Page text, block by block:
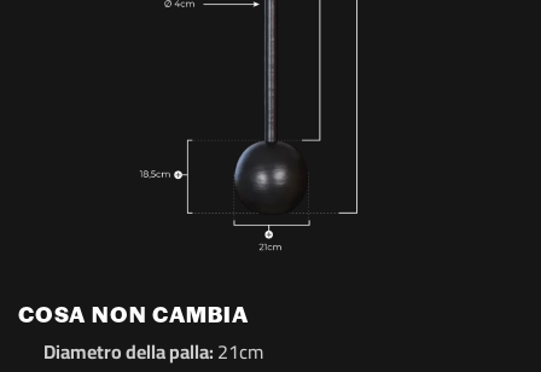
COSA NON CAMBIA
Diametro della palla:21cm